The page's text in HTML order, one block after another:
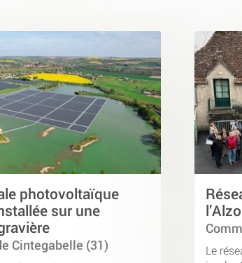
photovoltaïque
sur une
Cintegabelle (31)
Le